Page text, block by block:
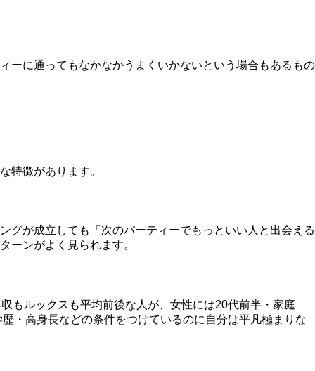
ーに通ってもなかなかうまくいかないという場合もあるもの
特徴があります。
グが成立しても「次のパーティーでもっといい人と出会える
ーンがよく見られます。
もルックスも平均前後な人が、女性には20代前半・家庭
・高身長などの条件をつけているのに自分は平凡極まりな